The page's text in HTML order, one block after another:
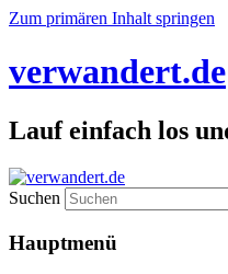
Zum primären Inhalt springen
verwandert.de
Lauf einfach los
Suchen
Hauptmenü